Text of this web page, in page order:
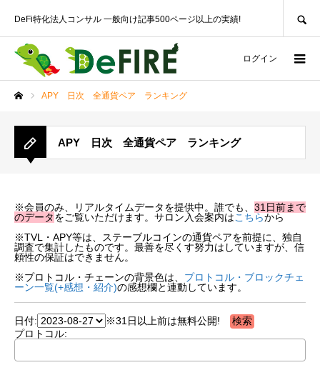
DeFi特化法人コンサル 一般向け記事500ページ以上の実績!
ログイン
APY 日次 全通貨ペア ランキング
APY 日次 全通貨ペア ランキング
※会員のみ、リアルタイムデータを提供中。誰でも、 31日前まで
のデータをご覧いただけます。サロン入会案内はこちらから
※TVL・APY等は、ステーブルコインの通貨ペアを前提に、独自
調査で集計したものです。最善を尽くす努力はしていますが、信
頼性の保証はできません。
※プロトコル・チェーンの背景色は、 プロトコル・ブロックチェ
ーン一覧(+感想・紹介)の感想欄と連動しています。
日付:
※31日以上前は無料公開!
プロトコル: